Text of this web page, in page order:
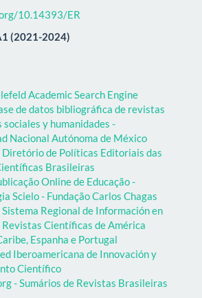
10.14393/ER
(2021-2024)
Academic Search Engine
de datos bibliográfica de revistas
sociales y humanidades -
Nacional Autónoma de México
Diretório de Políticas Editoriais das
Brasileiras
Online de Educação -
Scielo - Fundação Carlos Chagas
Regional de Información en
Revistas Científicas de América
Espanha e Portugal
Iberoamericana de Innovación y
Científico
- Sumários de Revistas Brasileiras